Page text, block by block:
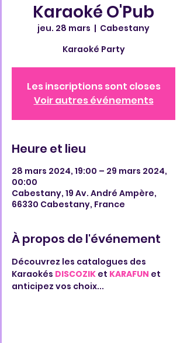
Karaoké O'Pub
jeu. 28 mars
  |
Cabestany
Karaoké Party
Les inscriptions sont closes
Voir autres événements
Heure et lieu
28 mars 2024, 19:00 – 29 mars 2024,
00:00
Cabestany, 19 Av. André Ampère,
66330 Cabestany, France
À propos de l'événement
Découvrez les catalogues des
Karaokés DISCOZIK et KARAFUN et
anticipez vos choix...